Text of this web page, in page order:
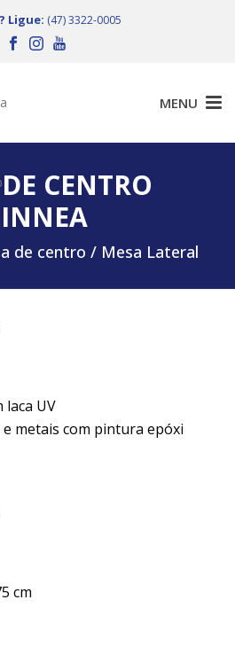
Ligue: (47) 3322-0005
CENTRO
de centro / Mesa Lateral
laca UV
e metais com pintura epóxi
cm